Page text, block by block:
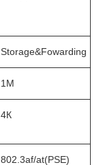
Storage&Fowarding
1М
4К
802.3af/at(PSE)